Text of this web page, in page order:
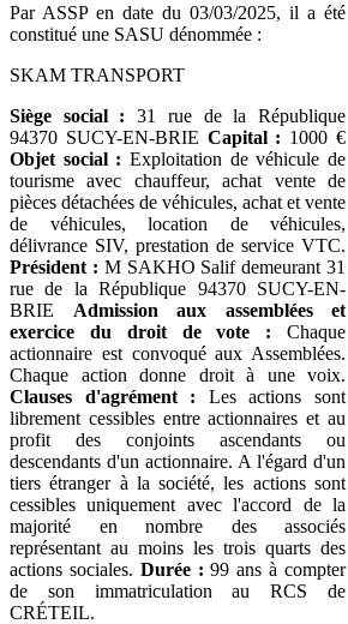
Par ASSP en date du 03/03/2025, il a été
constitué une SASU dénommée :
SKAM TRANSPORT
Siège social : 31 rue de la République
94370 SUCY-EN-BRIE Capital : 1000 €
Objet social : Exploitation de véhicule de
tourisme avec chauffeur, achat vente de
pièces détachées de véhicules, achat et vente
de véhicules, location de véhicules,
délivrance SIV, prestation de service VTC.
Président : M SAKHO Salif demeurant 31
rue de la République 94370 SUCY-EN-
BRIE Admission aux assemblées et
exercice du droit de vote : Chaque
actionnaire est convoqué aux Assemblées.
Chaque action donne droit à une voix.
Clauses d'agrément : Les actions sont
librement cessibles entre actionnaires et au
profit des conjoints ascendants ou
descendants d'un actionnaire. A l'égard d'un
tiers étranger à la société, les actions sont
cessibles uniquement avec l'accord de la
majorité en nombre des associés
représentant au moins les trois quarts des
actions sociales. Durée : 99 ans à compter
de son immatriculation au RCS de
CRÉTEIL.